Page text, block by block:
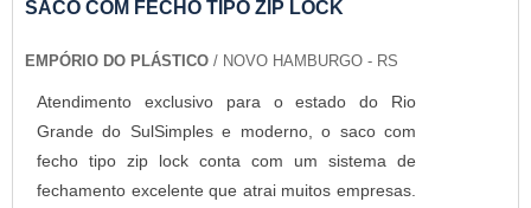
modernas e custos reduzidos. Aumentando,
fracionada, até em pequenas quantidades. Para
saber mais informações, basta solicitar um
orçamento..
SACO COM FECHO TIPO ZIP LOCK
EMPÓRIO DO PLÁSTICO / NOVO HAMBURGO - RS
Atendimento exclusivo para o estado do Rio
Grande do SulSimples e moderno, o saco com
fecho tipo zip lock conta com um sistema de
fechamento excelente que atrai muitos empresas.